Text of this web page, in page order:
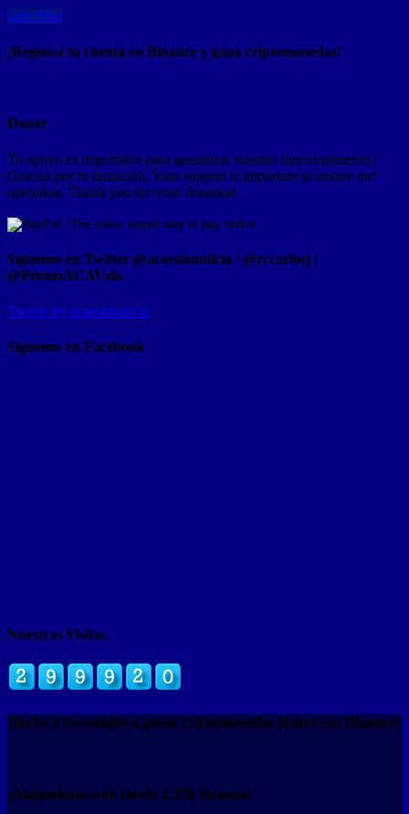
Leer Mas
¡Registra tu cuenta en Binance y gana criptomonedas!
Donar
Tu apoyo es importante para garantizar nuestro funcionamiento /
Gracias por tu donación. Your support is important to ensure our
operation. Thank you for your donation.
Síguenos en Twitter @acaeslanoticia / @rccarlosj /
@PromoACAVzla
Tweets by acaeslanoticia
Siguenos en Facebook
Nuestras Visitas
¡Invita a tus amigos a ganar criptomonedas juntos con Binance!
¡Alojamiento web Desde 2.35$ Mensual